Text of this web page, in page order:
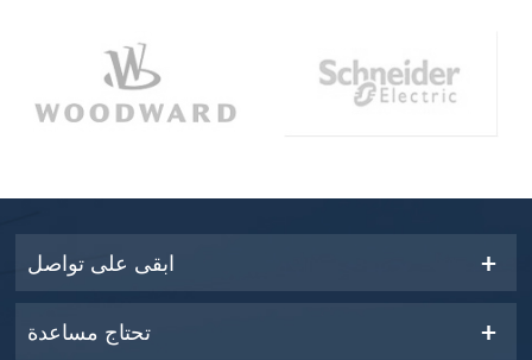
ابقى على تواصل
تحتاج مساعدة